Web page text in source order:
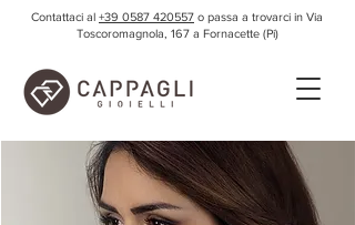
Contattaci al +39 0587 420557 o passa a trovarci in Via
Toscoromagnola, 167 a Fornacette (Pi)